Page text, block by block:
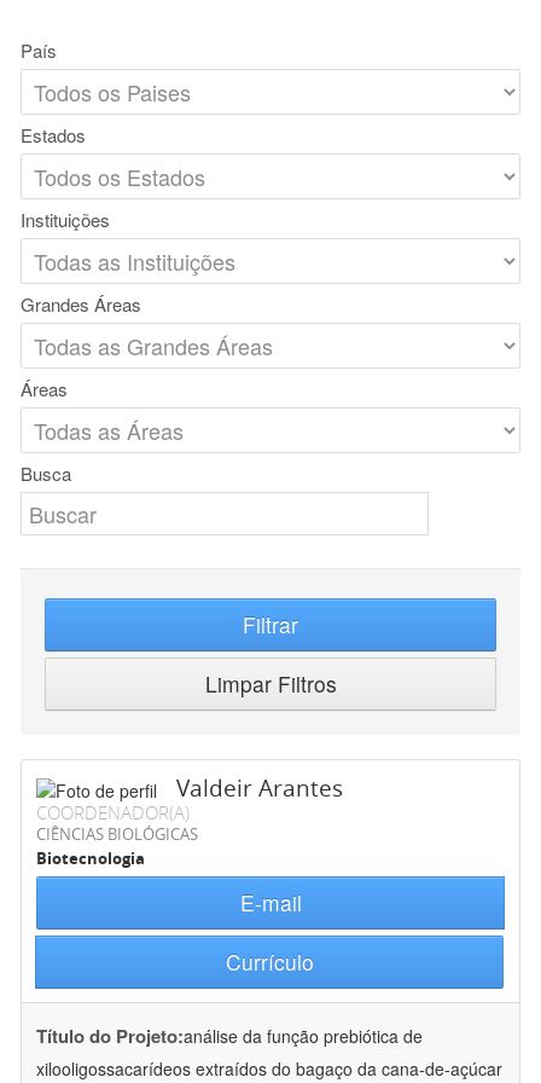
País
Estados
Instituições
Grandes Áreas
Áreas
Busca
Filtrar
Limpar Filtros
Valdeir Arantes
COORDENADOR(A)
CIÊNCIAS BIOLÓGICAS
Biotecnologia
E-mail
Currículo
Título do Projeto:análise da função prebiótica de
xilooligossacarídeos extraídos do bagaço da cana-de-açúcar